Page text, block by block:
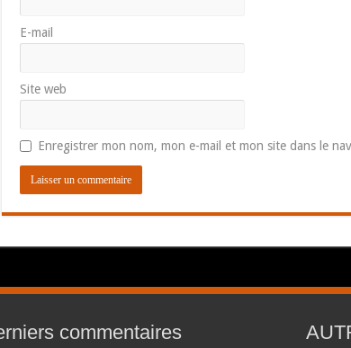
E-mail
Site web
Enregistrer mon nom, mon e-mail et mon site dans le
commentaires